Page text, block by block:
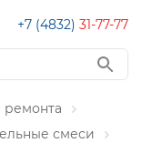
+7 (4832) 31-77-77
ремонта
смеси